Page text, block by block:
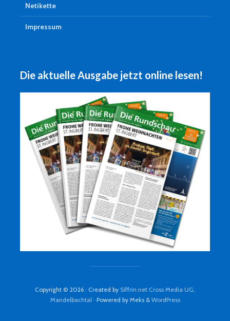
Netikette
Impressum
Die aktuelle Ausgabe jetzt online lesen!
Copyright © 2026 · Created by Siffrin.net Cross Media UG,
Mandelbachtal· Powered by Meks & WordPress